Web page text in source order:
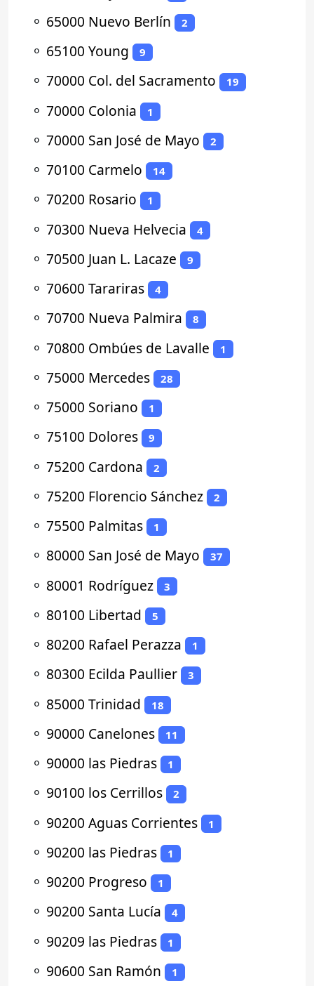
⚬ 65000 Nuevo Berlín 2
⚬ 65100 Young 9
⚬ 70000 Col. del Sacramento 19
⚬ 70000 Colonia 1
⚬ 70000 San José de Mayo 2
⚬ 70100 Carmelo 14
⚬ 70200 Rosario 1
⚬ 70300 Nueva Helvecia 4
⚬ 70500 Juan L. Lacaze 9
⚬ 70600 Tarariras 4
⚬ 70700 Nueva Palmira 8
⚬ 70800 Ombúes de Lavalle 1
⚬ 75000 Mercedes 28
⚬ 75000 Soriano 1
⚬ 75100 Dolores 9
⚬ 75200 Cardona 2
⚬ 75200 Florencio Sánchez 2
⚬ 75500 Palmitas 1
⚬ 80000 San José de Mayo 37
⚬ 80001 Rodríguez 3
⚬ 80100 Libertad 5
⚬ 80200 Rafael Perazza 1
⚬ 80300 Ecilda Paullier 3
⚬ 85000 Trinidad 18
⚬ 90000 Canelones 11
⚬ 90000 las Piedras 1
⚬ 90100 los Cerrillos 2
⚬ 90200 Aguas Corrientes 1
⚬ 90200 las Piedras 1
⚬ 90200 Progreso 1
⚬ 90200 Santa Lucía 4
⚬ 90209 las Piedras 1
⚬ 90600 San Ramón 1